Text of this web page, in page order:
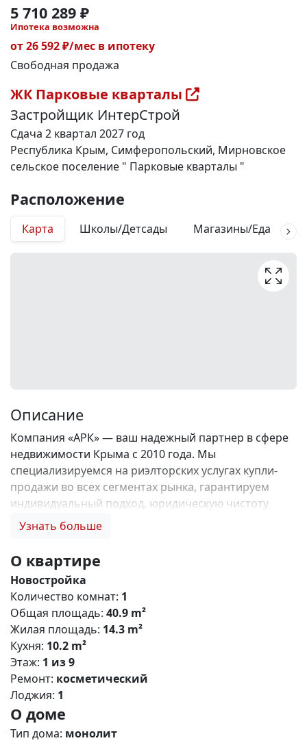
5 710 289 ₽
Ипотека возможна
от 26 592 ₽/мес в ипотеку
Свободная продажа
ЖК Парковые кварталы
Застройщик ИнтерСтрой
Сдача 2 квартал 2027 год
Республика Крым, Симферопольский, Мирновское
сельское поселение " Парковые кварталы "
Расположение
Карта Школы/Детсады Магазины/Еда
Описание
Компания «АРК» — ваш надежный партнер в сфере
недвижимости Крыма с 2010 года. Мы
специализируемся на риэлторских услугах купли-
продажи во всех сегментах рынка, гарантируем
индивидуальный подход, юридическую чистоту
объектов и безопасность сделок. Самое ценное для
комиссии и оформление ипотеки бесплатно; 2.
Покупку недвижимости по цене застройщика +
акции, бонусы, подарки; 3. Экспертное мнение о
каждом застройщике. Ваши интересы — наш
приоритет! 4. Профессиональную поддержку на всех
этапах сделки до получения ключей; 5. Фейерверк
подарков🎁 🎁 🎁! Купи с нами и выбери свой
ПОДАРОК! ЖК «Парковые кварталы» - это ваш
безусловный комфорт в активно развивающемся
районе Симферополя! Жилищный комплекс
сочетает в себе строгие формы, лаконичный дизайн
,прекрасно развитую инфраструктуру и уникальные
Узнать больше
О квартире
Новостройка
Количество комнат: 1
Общая площадь: 40.9 m²
Жилая площадь: 14.3 m²
Кухня: 10.2 m²
Этаж: 1 из 9
Ремонт: косметический
Лоджия: 1
О доме
Тип дома: монолит